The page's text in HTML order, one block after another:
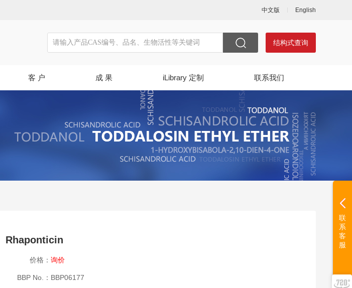
中文版 English
结构式查询
客 户 成 果 iLibrary 定制 联系我们
Rhaponticin
价格： 询价
BBP No.： BBP06177
联
系
客
服